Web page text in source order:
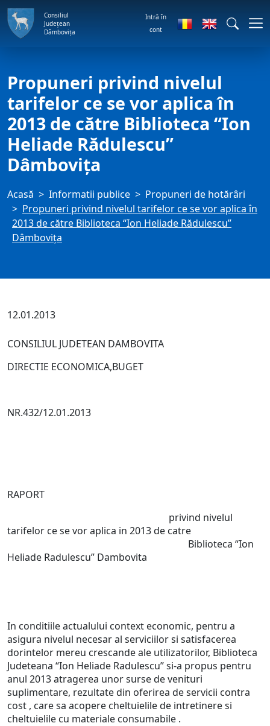
Consiliul
Județean
Dâmbovița
Intră în
cont
Propuneri privind nivelul
tarifelor ce se vor aplica în
2013 de către Biblioteca “Ion
Heliade Rădulescu”
Dâmbovița
Acasă Informatii publice
Propuneri de hotărâri
Propuneri privind nivelul tarifelor ce se vor aplica în
2013 de către Biblioteca “Ion Heliade Rădulescu”
Dâmbovița
12.01.2013
CONSILIUL JUDETEAN DAMBOVITA
DIRECTIE ECONOMICA,BUGET
NR.432/12.01.2013
RAPORT
privind nivelul
tarifelor ce se vor aplica in 2013 de catre
Biblioteca “Ion
Heliade Radulescu” Dambovita
In conditiile actualului context economic, pentru a
asigura nivelul necesar al serviciilor si satisfacerea
dorintelor mereu crescande ale utilizatorilor, Biblioteca
Judeteana “Ion Heliade Radulescu” si-a propus pentru
anul 2013 atragerea unor surse de venituri
suplimentare, rezultate din oferirea de servicii contra
cost , care sa acopere cheltuielile de intretinere si
cheltuielile cu materiale consumabile .